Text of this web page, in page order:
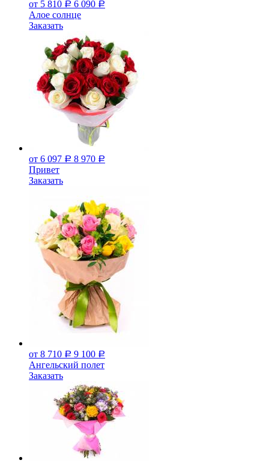
от 5 810 Р 6 090 Р
Алое солнце
Заказать
от 6 097 Р 8 970 Р
Привет
Заказать
от 8 710 Р 9 100 Р
Ангельский полет
Заказать